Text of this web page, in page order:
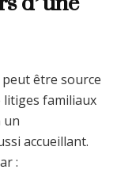
être source
litiges familiaux
un
accueillant.
: